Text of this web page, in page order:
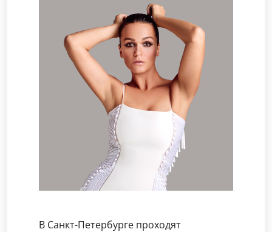
В Санкт-Петербурге проходят